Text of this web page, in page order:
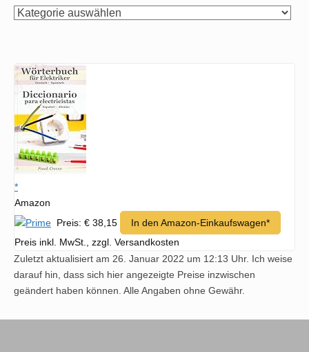
per
*
Amazon
Preis: € 38,15
In den Amazon-Einkaufswagen*
Preis inkl. MwSt., zzgl. Versandkosten
Zuletzt aktualisiert am 26. Januar 2022 um 12:13 Uhr. Ich weise
darauf hin, dass sich hier angezeigte Preise inzwischen
geändert haben können. Alle Angaben ohne Gewähr.